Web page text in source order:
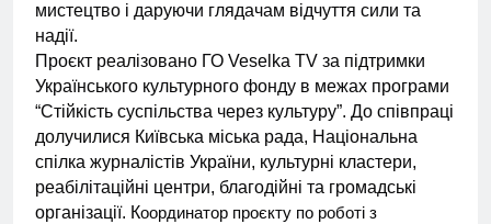
мистецтво і даруючи глядачам відчуття сили та
надії.
Проєкт реалізовано ГО Veselka TV за підтримки
Українського культурного фонду в межах програми
“Стійкість суспільства через культуру”. До співпраці
долучилися Київська міська рада, Національна
спілка журналістів України, культурні кластери,
реабілітаційні центри, благодійні та громадські
організації. Координатор проєкту по роботі з